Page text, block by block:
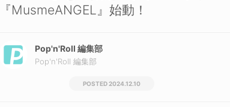
『MusmeANGEL』始動！
Pop'n'Roll 編集部
Pop'n'Roll 編集部
2024.12.10